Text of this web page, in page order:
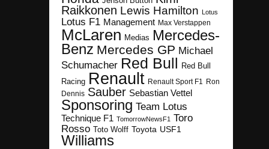
Raikkonen Lewis Hamilton Lotus
Lotus F1 Management Max Verstappen
McLaren Medias Mercedes-
Benz Mercedes GP Michael
Schumacher Red Bull
Red Bull
Racing Renault Renault Sport F1
Ron
Dennis Sauber Sebastian Vettel
Sponsoring Team Lotus
Technique F1 TomorrowNewsF1 Toro
Rosso Toto Wolff Toyota USF1
Williams